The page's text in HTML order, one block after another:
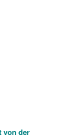
von der